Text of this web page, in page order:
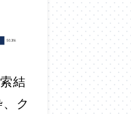
結
ク